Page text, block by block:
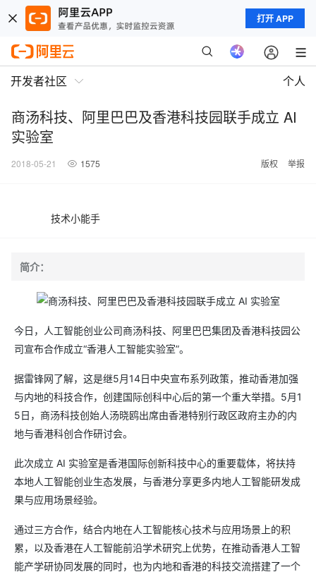
打开 APP
开发者社区 个人
商汤科技、阿里巴巴及香港科技园联手成立 AI
实验室
2018-05-21 1575 版权 举报
技术小能手
简介：
今日，人工智能创业公司商汤科技、阿里巴巴集团及香港科技园公
司宣布合作成立“香港人工智能实验室”。
据雷锋网了解，这是继5月14日中央宣布系列政策，推动香港加强
与内地的科技合作，创建国际创科中心后的第一个重大举措。5月1
5日，商汤科技创始人汤晓鸥出席由香港特别行政区政府主办的内
地与香港科创合作研讨会。
此次成立 AI 实验室是香港国际创新科技中心的重要载体，将扶持
本地人工智能创业生态发展，与香港分享更多内地人工智能研发成
果与应用场景经验。
通过三方合作，结合内地在人工智能核心技术与应用场景上的积
累，以及香港在人工智能前沿学术研究上优势，在推动香港人工智
能产学研协同发展的同时，也为内地和香港的科技交流搭建了一个